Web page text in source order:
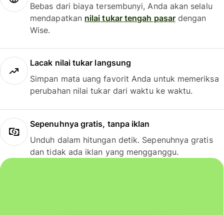
Bebas dari biaya tersembunyi, Anda akan selalu
mendapatkan nilai tukar tengah pasardengan
Wise.
Lacak nilai tukar langsung
Simpan mata uang favorit Anda untuk memeriksa
perubahan nilai tukar dari waktu ke waktu.
Sepenuhnya gratis, tanpa iklan
Unduh dalam hitungan detik. Sepenuhnya gratis
dan tidak ada iklan yang mengganggu.